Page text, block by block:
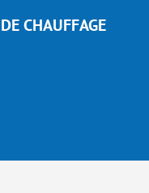
CHAUFFAGE